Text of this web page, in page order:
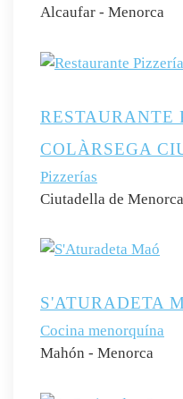
Alcaufar - Menorca
RESTAURANTE
COLÀRSEGA
Pizzerías
Ciutadella de Menorca
S'ATURADETA
Cocina menorquína
Mahón - Menorca